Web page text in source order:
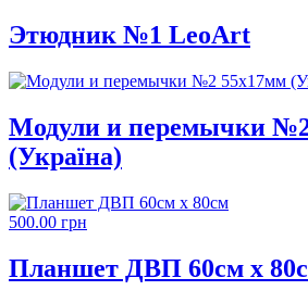
Этюдник №1 LeoArt
Модули и перемычки
(Україна)
500.00 грн
Планшет ДВП 60см х